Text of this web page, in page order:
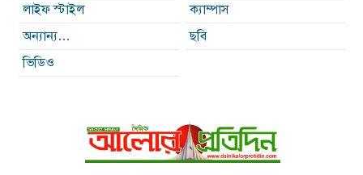
লাইফ স্টাইল
ক্যাম্পাস
অন্যান্য…
ছবি
ভিডিও